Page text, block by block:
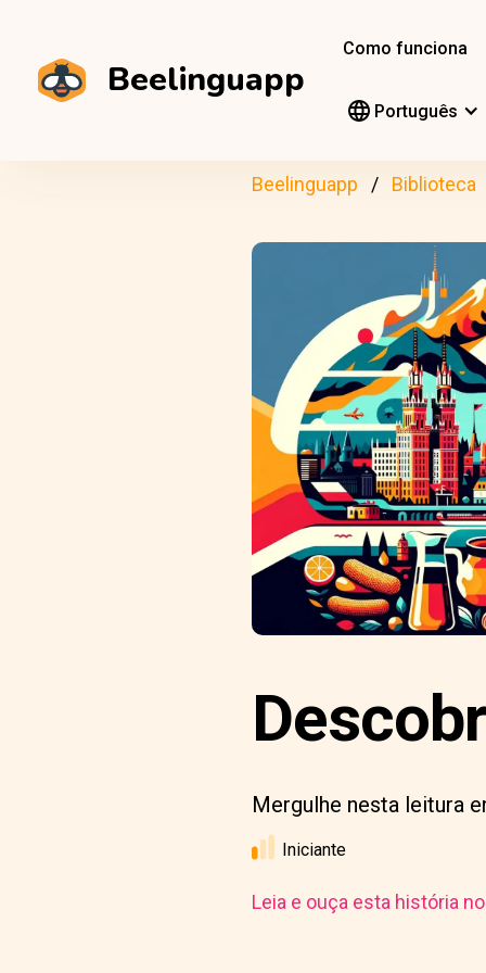
Beelinguapp
Como funciona
Português
Beelinguapp Biblioteca
Mergulhe nesta leitura
Iniciante
Leia e ouça esta história